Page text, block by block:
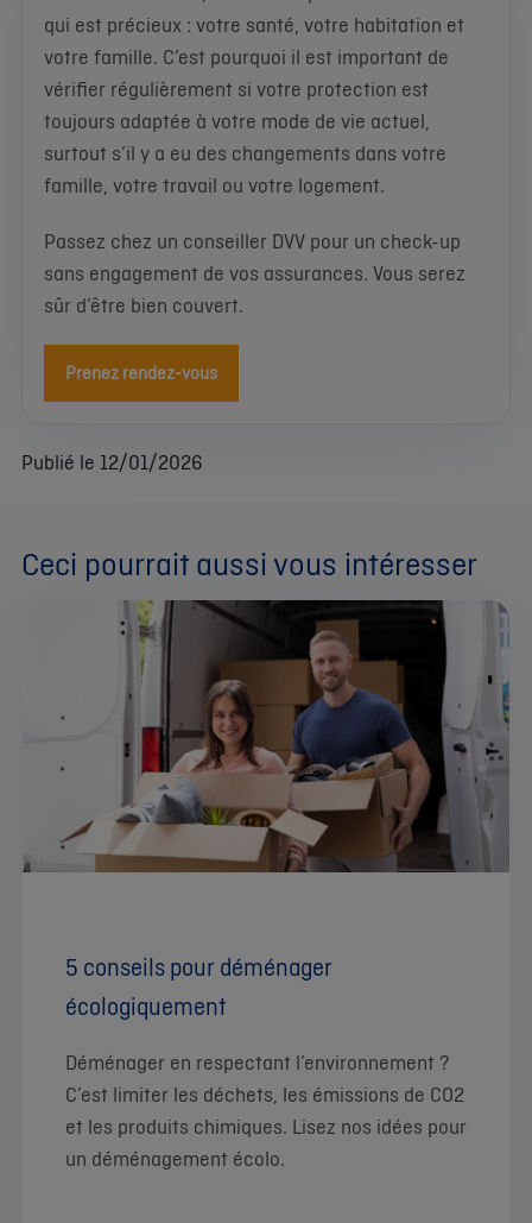
qui est précieux : votre santé, votre habitation et
votre famille. C’est pourquoi il est important de
vérifier régulièrement si votre protection est
toujours adaptée à votre mode de vie actuel,
surtout s’il y a eu des changements dans votre
famille, votre travail ou votre logement.
Passez chez un conseiller DVV pour un check-up
sans engagement de vos assurances. Vous serez
sûr d’être bien couvert.
Prenez rendez-vous
Publié le 12/01/2026
Ceci pourrait aussi vous intéresser
5 conseils pour déménager
écologiquement
Déménager en respectant l’environnement ?
C’est limiter les déchets, les émissions de CO2
et les produits chimiques. Lisez nos idées pour
un déménagement écolo.